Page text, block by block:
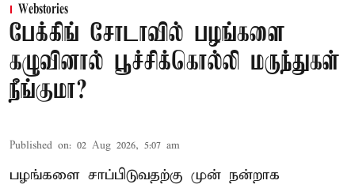
Webstories
பேக்கிங் சோடாவில் பழங்களை
கழுவினால் பூச்சிக்கொல்லி மருந்துகள்
நீங்குமா?
Published on: 02 Aug 2026, 5:07 am
பழங்களை சாப்பிடுவதற்கு முன் நன்றாக